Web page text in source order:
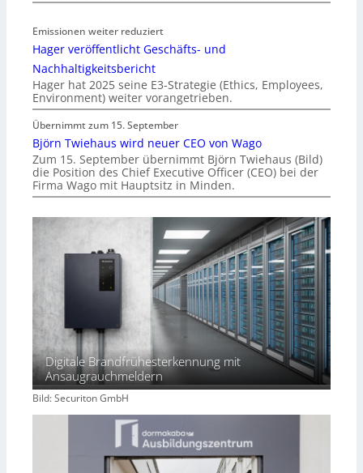
Emissionen weiter reduziert
Hager veröffentlicht Geschäfts- und
Nachhaltigkeitsbericht
Hager hat 2025 seine E3-Strategie (Ethics, Employees,
Environment) weiter vorangetrieben.
Übernimmt zum 15. September
Björn Twiehaus wird neuer CEO von Wago
Zum 15. September übernimmt Björn Twiehaus (Bild)
die Position des Chief Executive Officer (CEO) bei der
Firma Wago mit Hauptsitz in Minden.
Digitale Brandfrühesterkennung mit
Ansaugrauchmeldern
Bild: Securiton GmbH